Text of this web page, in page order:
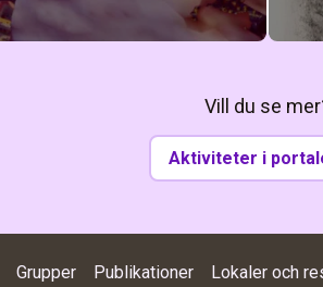
Vill du se
Aktiviteter i
Grupper Publikationer Lokaler och